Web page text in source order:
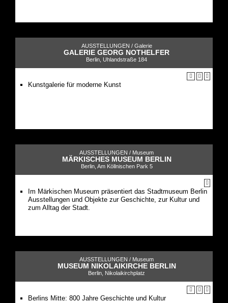
AUSSTELLUNGEN / Galerie
GALERIE GEORG NOTHELFER
Berlin, Uhlandstraße 184
Kunstgalerie für moderne Kunst
AUSSTELLUNGEN / Museum
MÄRKISCHES MUSEUM BERLIN
Berlin, Am Köllnischen Park 5
Im Märkischen Museum präsentiert das Stadtmuseum Berlin
Ausstellungen und Objekte zur Geschichte, zur Kultur und
zum Alltag der Stadt.
AUSSTELLUNGEN / Museum
MUSEUM NIKOLAIKIRCHE BERLIN
Berlin, Nikolaikirchplatz
Berlins Mitte: 800 Jahre Geschichte und Kultur